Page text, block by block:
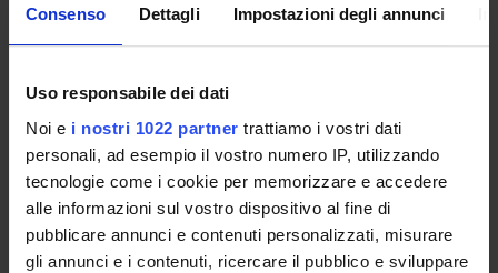
Consenso Dettagli Impostazioni degli annunci
Uso responsabile dei dati
Noi e i nostri 1022 partner trattiamo i vostri dati
personali, ad esempio il vostro numero IP, utilizzando
tecnologie come i cookie per memorizzare e accedere
alle informazioni sul vostro dispositivo al fine di
pubblicare annunci e contenuti personalizzati, misurare
gli annunci e i contenuti, ricercare il pubblico e sviluppare
Computer graphics (DI)
Ingegneria del Software e Verifica Formale
Computer graphics (DI)